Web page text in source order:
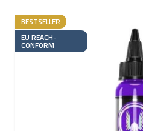
BESTSELLER
EU REACH-
CONFORM